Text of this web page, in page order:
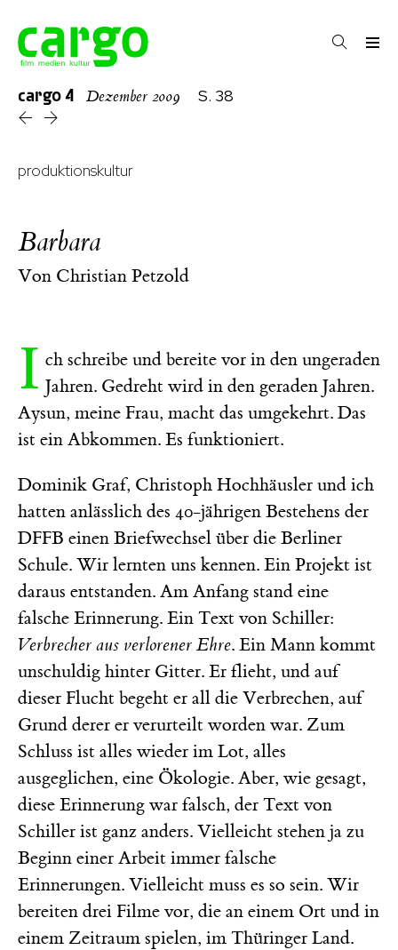
cargo4 Dezember 2009 S. 38
produktionskultur
Barbara
Von Christian Petzold
I ch schreibe und bereite vor in den ungeraden
Jahren. Gedreht wird in den geraden Jahren.
Aysun, meine Frau, macht das umgekehrt. Das
ist ein Abkommen. Es funktioniert.
Dominik Graf, Christoph Hochhäusler und ich
hatten anlässlich des 40-jährigen Bestehens der
DFFB einen Briefwechsel über die Berliner
Schule. Wir lernten uns kennen. Ein Projekt ist
daraus entstanden. Am Anfang stand eine
falsche Erinnerung. Ein Text von Schiller:
Verbrecher aus verlorener Ehre. Ein Mann kommt
unschuldig hinter Gitter. Er flieht, und auf
dieser Flucht begeht er all die Verbrechen, auf
Grund derer er verurteilt worden war. Zum
Schluss ist alles wieder im Lot, alles
ausgeglichen, eine Ökologie. Aber, wie gesagt,
diese Erinnerung war falsch, der Text von
Schiller ist ganz anders. Vielleicht stehen ja zu
Beginn einer Arbeit immer falsche
Erinnerungen. Vielleicht muss es so sein. Wir
bereiten drei Filme vor, die an einem Ort und in
einem Zeitraum spielen, im Thüringer Land.